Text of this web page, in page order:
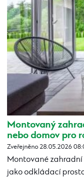
Montovaný
nebo domov pro
Zveřejněno 28.05.2026
Montované zahradní
jako odkládací